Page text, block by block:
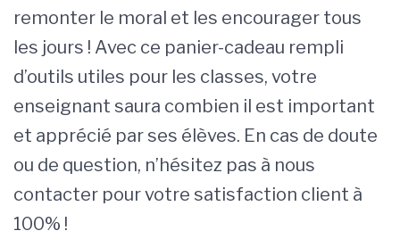
remonter le moral et les encourager tous
les jours ! Avec ce panier-cadeau rempli
d’outils utiles pour les classes, votre
enseignant saura combien il est important
et apprécié par ses élèves. En cas de doute
ou de question, n’hésitez pas à nous
contacter pour votre satisfaction client à
100% !